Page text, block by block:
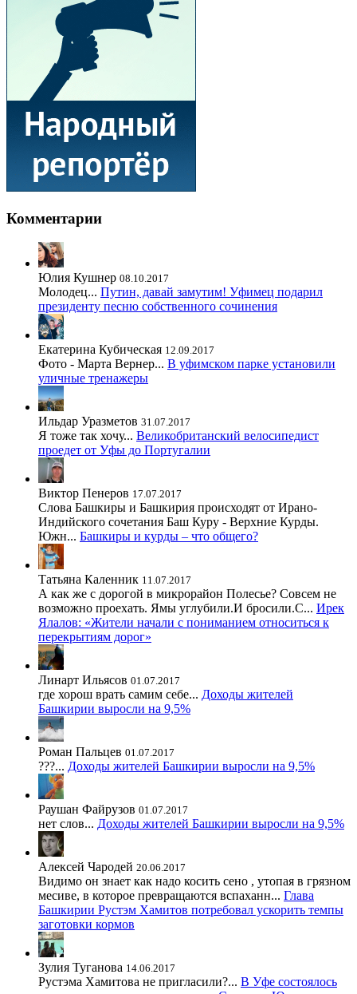
Комментарии
Юлия Кушнер 08.10.2017
Молодец... Путин, давай замутим! Уфимец подарил
президенту песню собственного сочинения
Екатерина Кубическая 12.09.2017
Фото - Марта Вернер... В уфимском парке установили
уличные тренажеры
Ильдар Уразметов 31.07.2017
Я тоже так хочу... Великобританский велосипедист
проедет от Уфы до Португалии
Виктор Пенеров 17.07.2017
Слова Башкиры и Башкирия происходят от Ирано-
Индийского сочетания Баш Куру - Верхние Курды.
Южн... Башкиры и курды – что общего?
Татьяна Каленник 11.07.2017
А как же с дорогой в микрорайон Полесье? Совсем не
возможно проехать. Ямы углубили.И бросили.С... Ирек
Ялалов: «Жители начали с пониманием относиться к
перекрытиям дорог»
Линарт Ильясов 01.07.2017
где хорош врать самим себе... Доходы жителей
Башкирии выросли на 9,5%
Роман Пальцев 01.07.2017
???... Доходы жителей Башкирии выросли на 9,5%
Раушан Файрузов 01.07.2017
нет слов... Доходы жителей Башкирии выросли на 9,5%
Алексей Чародей 20.06.2017
Видимо он знает как надо косить сено , утопая в грязном
месиве, в которое превращаются вспаханн... Глава
Башкирии Рустэм Хамитов потребовал ускорить темпы
заготовки кормов
Зулия Туганова 14.06.2017
Рустэма Хамитова не пригласили?... В Уфе состоялось